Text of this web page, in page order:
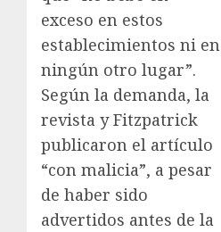
exceso en estos
establecimientos ni en
ningún otro lugar”.
Según la demanda, la
revista y Fitzpatrick
publicaron el artículo
“con malicia”, a pesar
de haber sido
advertidos antes de la